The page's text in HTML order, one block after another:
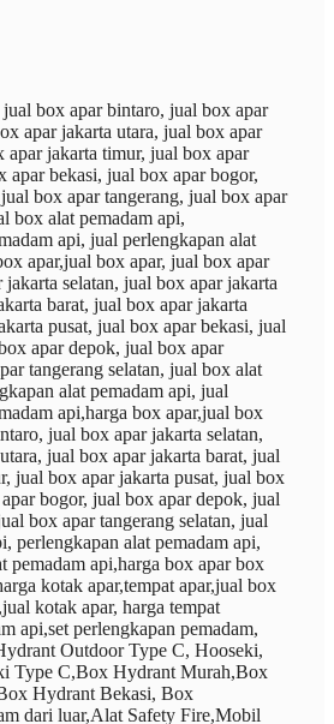
box apar bintaro, jual box apar
apar jakarta utara, jual box apar
apar jakarta timur, jual box apar
apar bekasi, jual box apar bogor,
box apar tangerang, jual box apar
box alat pemadam api,
api, jual perlengkapan alat
apar,jual box apar, jual box apar
selatan, jual box apar jakarta
barat, jual box apar jakarta
pusat, jual box apar bekasi, jual
apar depok, jual box apar
tangerang selatan, jual box alat
alat pemadam api, jual
api,harga box apar,jual box
jual box apar jakarta selatan,
jual box apar jakarta barat, jual
jual box apar jakarta pusat, jual box
bogor, jual box apar depok, jual
box apar tangerang selatan, jual
perlengkapan alat pemadam api,
pemadam api,harga box apar box
kotak apar,tempat apar,jual box
kotak apar, harga tempat
api,set perlengkapan pemadam,
Outdoor Type C, Hooseki,
Type C,Box Hydrant Murah,Box
Hydrant Bekasi, Box
dari luar,Alat Safety Fire,Mobil